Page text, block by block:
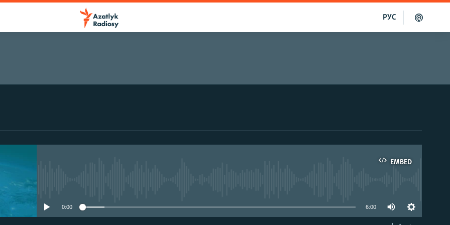
РУС
EMBED
0:00 6:00